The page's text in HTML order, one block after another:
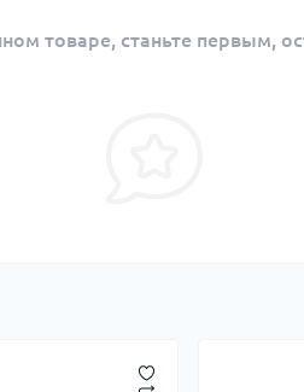
товаре, станьте первым,